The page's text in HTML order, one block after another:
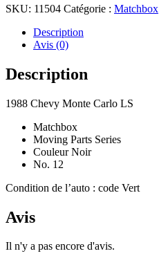
SKU: 11504 Catégorie : Matchbox
Description
Avis (0)
Description
1988 Chevy Monte Carlo LS
Matchbox
Moving Parts Series
Couleur Noir
No. 12
Condition de l’auto : code Vert
Avis
Il n'y a pas encore d'avis.